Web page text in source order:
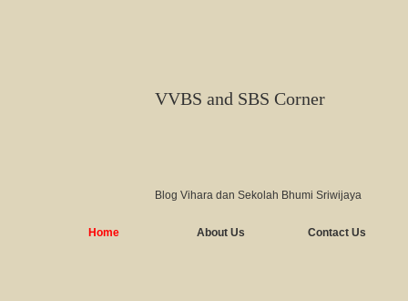
VVBS and SBS Corner
Blog Vihara dan Sekolah Bhumi Sriwijaya
Home About Us Contact Us